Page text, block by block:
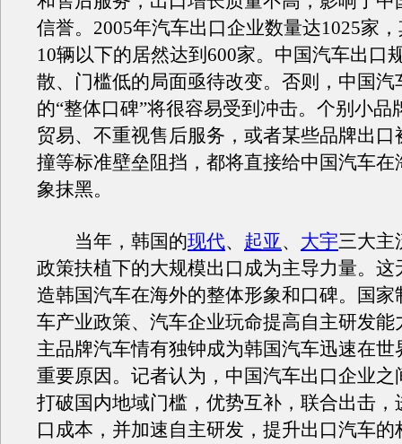
信誉。2005年汽车出口企业数量达1025家
10辆以下的居然达到600家。中国汽车出口
散、门槛低的局面亟待改变。否则，中国汽
的“整体口碑”将很容易受到冲击。个别小品
贸易、不重视售后服务，或者某些品牌出口
撞等标准壁垒阻挡，都将直接给中国汽车在
象抹黑。
当年，韩国的现代、 起亚、 大宇三大主
政策扶植下的大规模出口成为主导力量。这
造韩国汽车在海外的整体形象和口碑。国家
车产业政策、汽车企业玩命提高自主研发能
主品牌汽车情有独钟成为韩国汽车迅速在世
重要原因。记者认为，中国汽车出口企业之
打破国内地域门槛，优势互补，联合出击，
口成本，并加速自主研发，提升出口汽车的